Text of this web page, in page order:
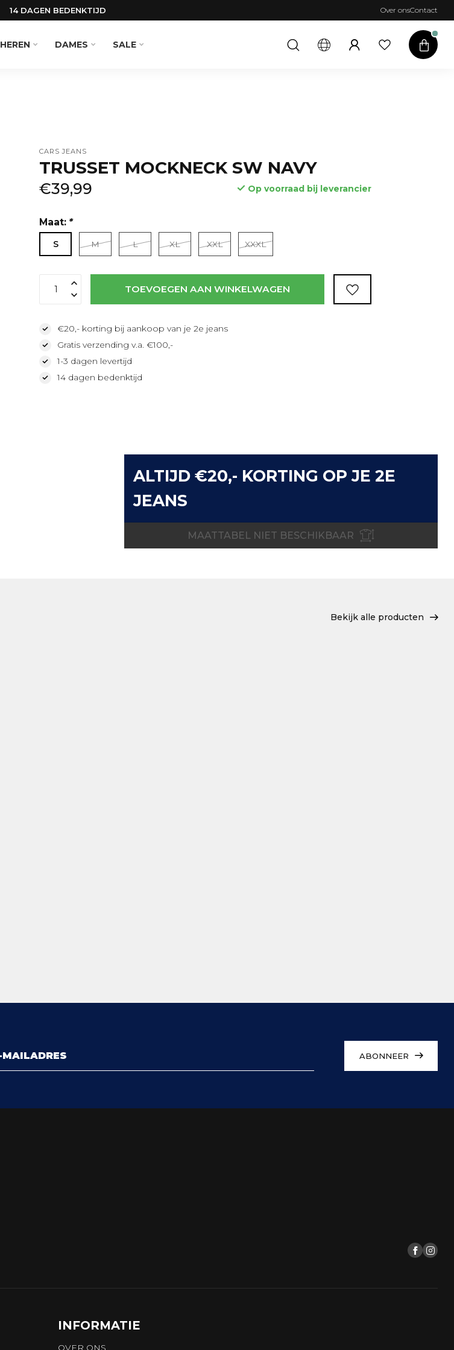
14 DAGEN BEDENKTIJD Over onsContact
HEREN DAMES SALE
CARS JEANS
TRUSSET MOCKNECK SW NAVY
€39,99 Op voorraad bij leverancier
Maat: *
S M L XL XXL XXXL
TOEVOEGEN AAN WINKELWAGEN
€20,- korting bij aankoop van je 2e jeans
Gratis verzending v.a. €100,-
1-3 dagen levertijd
14 dagen bedenktijd
ALTIJD €20,- KORTING OP JE 2E
JEANS
MAATTABEL NIET BESCHIKBAAR
Bekijk alle producten
ABONNEER
INFORMATIE
OVER ONS